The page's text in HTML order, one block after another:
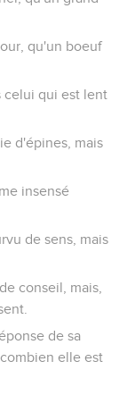
qu'un boeuf
celui qui est lent
d'épines, mais
insensé
de sens, mais
conseil, mais,
de sa
elle est